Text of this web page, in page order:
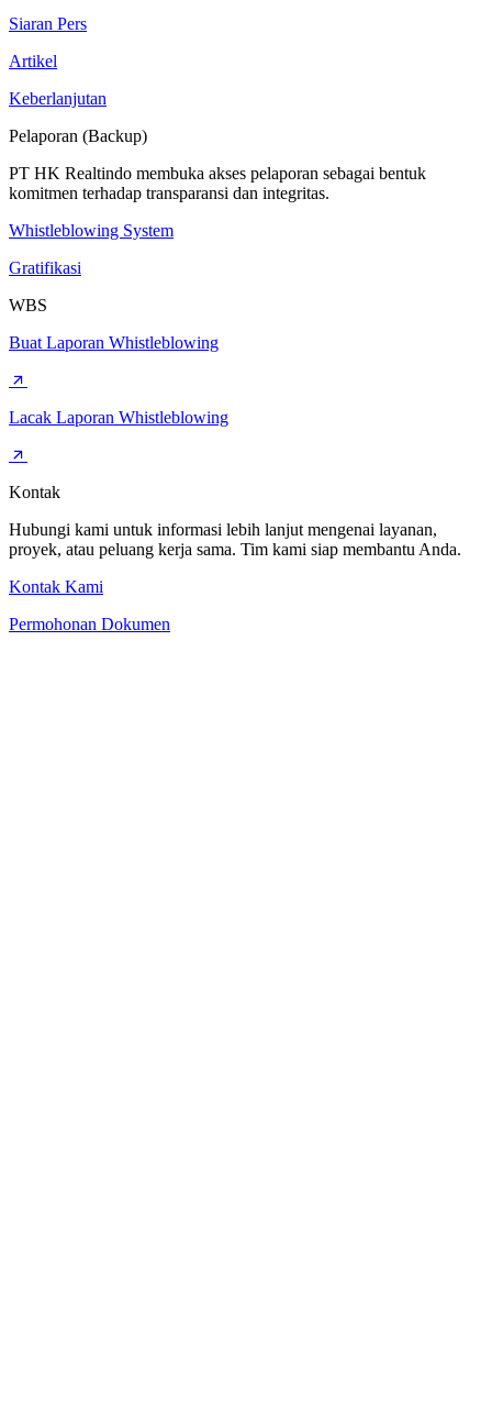
Siaran Pers
Artikel
Keberlanjutan
Pelaporan (Backup)
PT HK Realtindo membuka akses pelaporan sebagai bentuk
komitmen terhadap transparansi dan integritas.
Whistleblowing System
Gratifikasi
WBS
Buat Laporan Whistleblowing
Lacak Laporan Whistleblowing
Kontak
Hubungi kami untuk informasi lebih lanjut mengenai layanan,
proyek, atau peluang kerja sama. Tim kami siap membantu Anda.
Kontak Kami
Permohonan Dokumen